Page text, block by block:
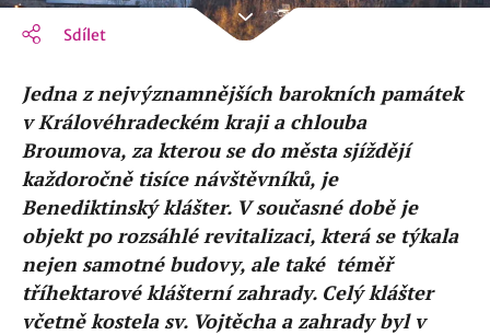
Sdílet
Jedna z nejvýznamnějších barokních památek
v Královéhradeckém kraji a chlouba
Broumova, za kterou se do města sjíždějí
každoročně tisíce návštěvníků, je
Benediktinský klášter. V současné době je
objekt po rozsáhlé revitalizaci, která se týkala
nejen samotné budovy, ale také téměř
tříhektarové klášterní zahrady. Celý klášter
včetně kostela sv. Vojtěcha a zahrady byl v